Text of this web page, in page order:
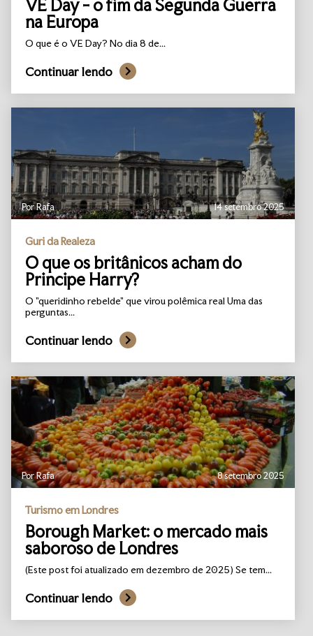
VE Day - o fim da Segunda Guerra
na Europa
O que é o VE Day? No dia 8 de...
Continuar lendo
Por Rafa 14 setembro 2025
Guri da Realeza
O que os britânicos acham do
Principe Harry?
O "queridinho rebelde" que virou polêmica real Uma das
perguntas...
Continuar lendo
Por Rafa 8 setembro 2025
Turismo em Londres
Borough Market: o mercado mais
saboroso de Londres
(Este post foi atualizado em dezembro de 2025) Se tem...
Continuar lendo